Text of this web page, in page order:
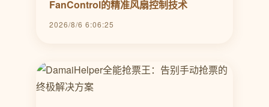
FanControl的精准风扇控制技术
2026/8/6 6:06:25